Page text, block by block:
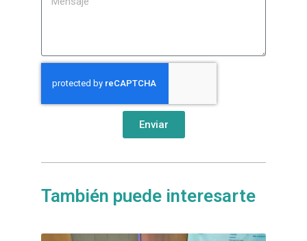
Enviar
También puede interesarte